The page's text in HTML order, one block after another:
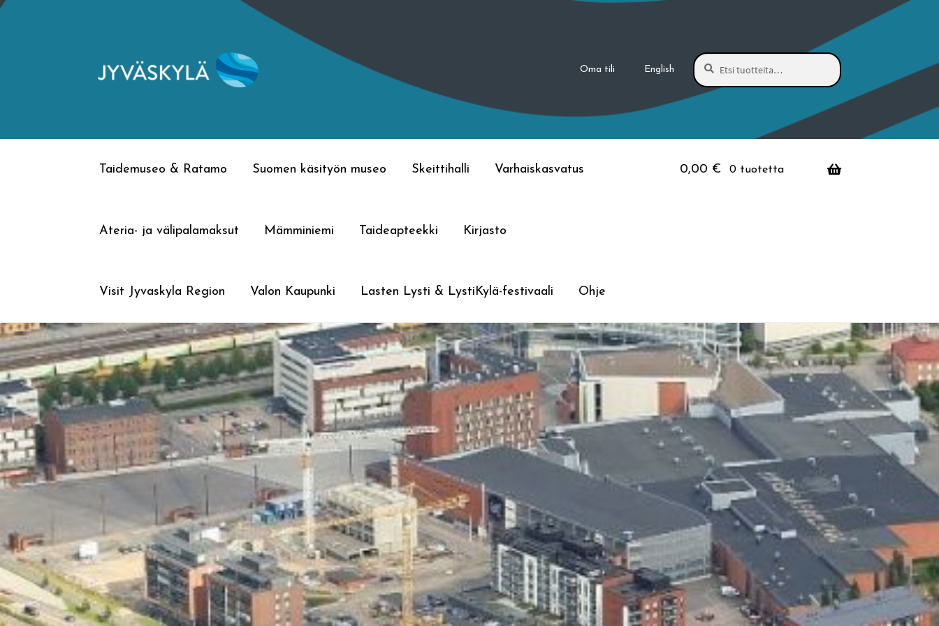
Siirry
Siirry
Oma tili English
Etsi:
Haku
Taidemuseo & Ratamo Suomen käsityön museo Skeittihalli Varhaiskasvatus
Ateria- ja välipalamaksut Mämminiemi Taideapteekki Kirjasto
Visit Jyvaskyla Region Valon Kaupunki Lasten Lysti & LystiKylä-festivaali Ohje
0,00 € 0 tuotetta